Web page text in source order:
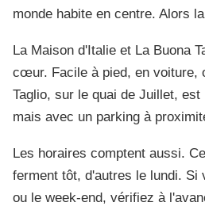
monde habite en centre. Alors
La Maison d'Italie et La Buona
cœur. Facile à pied, en voiture,
Taglio, sur le quai de Juillet,
mais avec un parking à
Les horaires comptent aussi.
ferment tôt, d'autres le lundi. Si
ou le week-end, vérifiez à